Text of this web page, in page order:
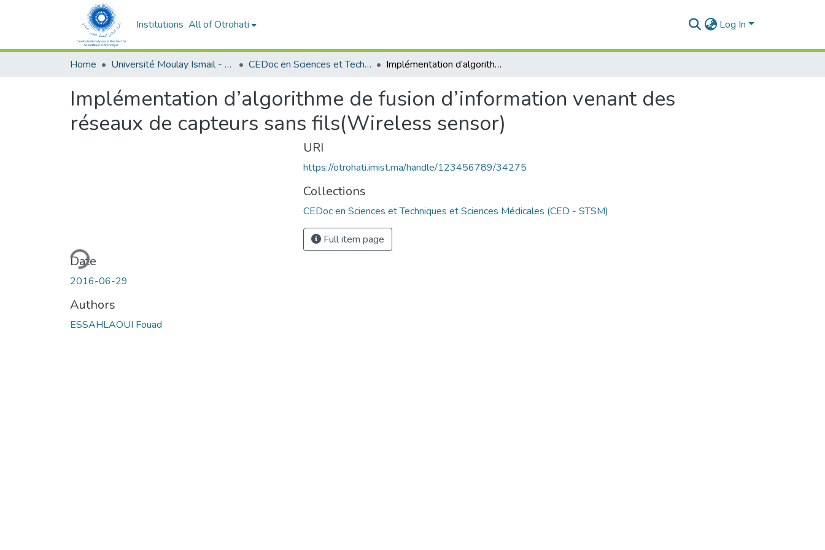
Institutions All of Otrohati Log In
Home Université Moulay Ismail - Meknès CEDoc en Sciences et Techniques et Sciences Médicales (CED - STSM) Implémentation d’algorithme de fusion d’information venant des réseaux de capteurs sans fils(Wireless sensor)
Implémentation d’algorithme de fusion d’information venant des
réseaux de capteurs sans fils(Wireless sensor)
Loading...
Date
2016-06-29
Authors
ESSAHLAOUI Fouad
URI
https://otrohati.imist.ma/handle/123456789/34275
Collections
CEDoc en Sciences et Techniques et Sciences Médicales (CED - STSM)
Full item page